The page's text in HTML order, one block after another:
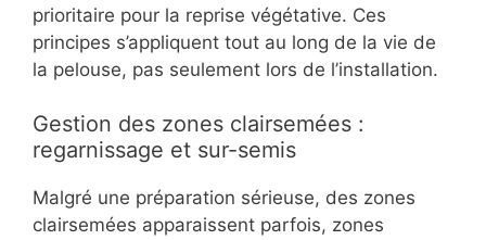
prioritaire pour la reprise végétative. Ces
principes s’appliquent tout au long de la vie de
la pelouse, pas seulement lors de l’installation.
Gestion des zones clairsemées :
regarnissage et sur-semis
Malgré une préparation sérieuse, des zones
clairsemées apparaissent parfois, zones